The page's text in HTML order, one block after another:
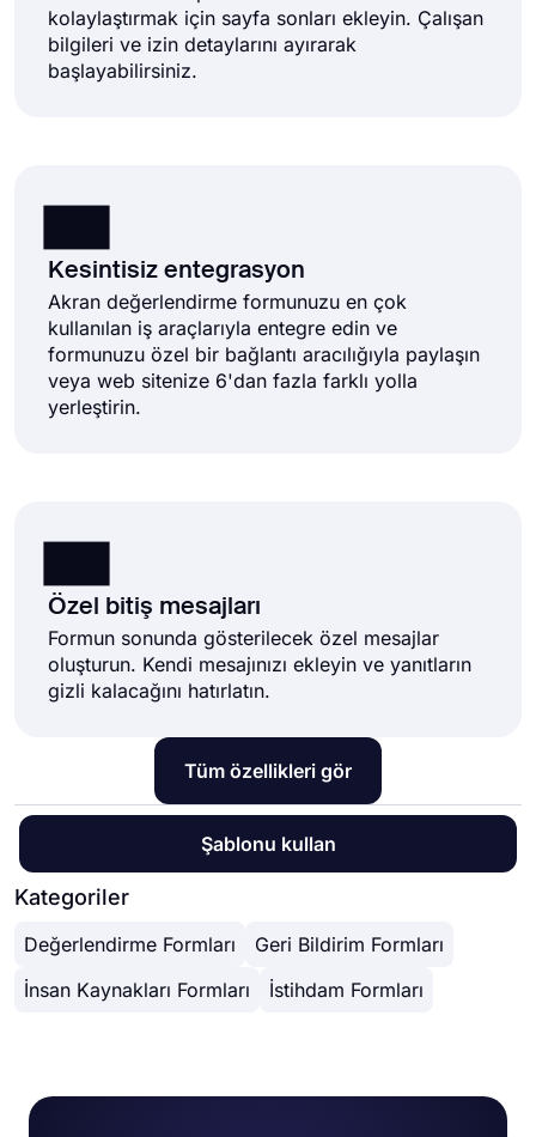
kolaylaştırmak için sayfa sonları ekleyin. Çalışan
bilgileri ve izin detaylarını ayırarak
başlayabilirsiniz.
Kesintisiz entegrasyon
Akran değerlendirme formunuzu en çok
kullanılan iş araçlarıyla entegre edin ve
formunuzu özel bir bağlantı aracılığıyla paylaşın
veya web sitenize 6'dan fazla farklı yolla
yerleştirin.
Özel bitiş mesajları
Formun sonunda gösterilecek özel mesajlar
oluşturun. Kendi mesajınızı ekleyin ve yanıtların
gizli kalacağını hatırlatın.
Tüm özellikleri gör
Şablonu kullan
Kategoriler
Değerlendirme Formları
Geri Bildirim Formları
İnsan Kaynakları Formları
İstihdam Formları